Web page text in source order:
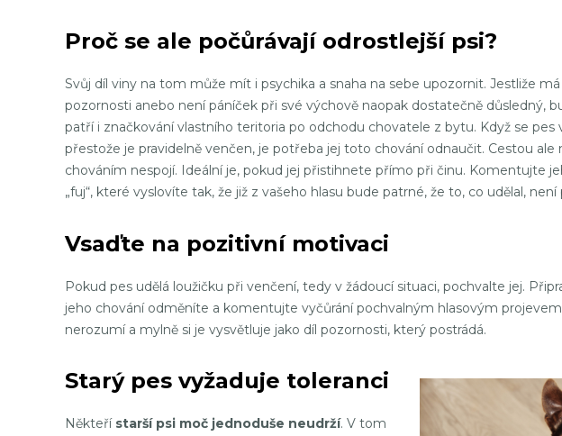
Proč se ale počůrávají odrostlejší psi?
Svůj díl viny na tom může mít i psychika a snaha na sebe upozornit. Jestliže
pozornosti anebo není páníček při své výchově naopak dostatečně důsledný,
patří i značkování vlastního teritoria po odchodu chovatele z bytu. Když se pes
přestože je pravidelně venčen, je potřeba jej toto chování odnaučit. Cestou
chováním nespojí. Ideální je, pokud jej přistihnete přímo při činu. Komentujte
„fuj“, které vyslovíte tak, že již z vašeho hlasu bude patrné, že to, co udělal, není
Vsaďte na pozitivní motivaci
Pokud pes udělá loužičku při venčení, tedy v žádoucí situaci, pochvalte jej.
jeho chování odměníte a komentujte vyčůrání pochvalným hlasovým
nerozumí a mylně si je vysvětluje jako díl pozornosti, který postrádá.
Starý pes vyžaduje toleranci
Někteří starší psi moč jednoduše neudrží. V tom